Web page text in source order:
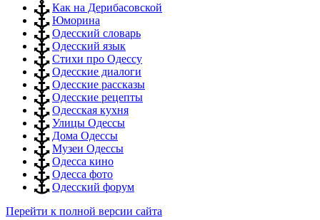
Как на Дерибасовской
Юморина
Одесский словарь
Одесский язык
Стихи про Одессу
Одесские диалоги
Одесские рассказы
Одесские рецепты
Одесская кухня
Улицы Одессы
Дома Одессы
Музеи Одессы
Одесса кино
Одесса фото
Одесский форум
Перейти к полной версии сайта